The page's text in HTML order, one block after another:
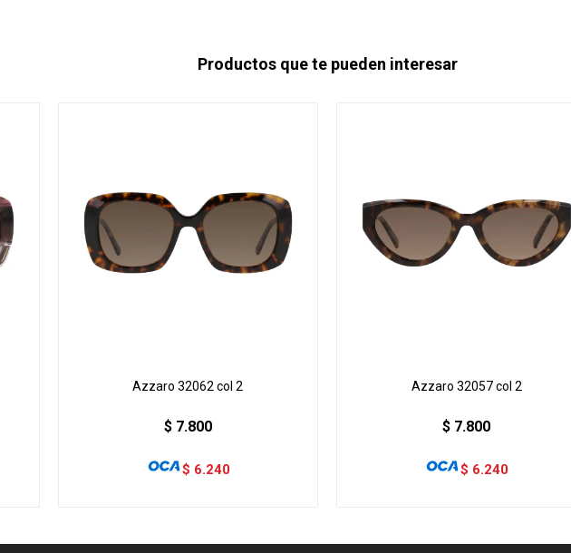
Productos que te pueden interesar
Azzaro 32062 col 2
$ 7.800
$ 6.240
Azzaro 32057 col 2
$ 7.800
$ 6.240